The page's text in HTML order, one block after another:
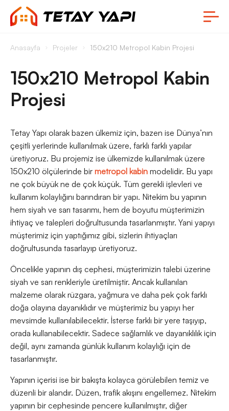
Anasayfa Projeler 150x210 Metropol Kabin Projesi
150x210 Metropol Kabin
Projesi
Tetay Yapı olarak bazen ülkemiz için, bazen ise Dünya’nın
çeşitli yerlerinde kullanılmak üzere, farklı farklı yapılar
üretiyoruz. Bu projemiz ise ülkemizde kullanılmak üzere
150x210 ölçülerinde bir metropol kabin modelidir. Bu yapı
ne çok büyük ne de çok küçük. Tüm gerekli işlevleri ve
kullanım kolaylığını barındıran bir yapı. Nitekim bu yapının
hem siyah ve sarı tasarımı, hem de boyutu müşterimizin
ihtiyaç ve talepleri doğrultusunda tasarlanmıştır. Yani yapıyı
müşterimiz için yaptığımız gibi, sizlerin ihtiyaçları
doğrultusunda tasarlayıp üretiyoruz.
Öncelikle yapının dış cephesi, müşterimizin talebi üzerine
siyah ve sarı renkleriyle üretilmiştir. Ancak kullanılan
malzeme olarak rüzgara, yağmura ve daha pek çok farklı
doğa olayına dayanıklıdır ve müşterimiz bu yapıyı her
mevsimde kullanılabilecektir. İsterse farklı bir yere taşıyıp,
orada kullanabilecektir. Sadece sağlamlık ve dayanıklılık için
değil, aynı zamanda günlük kullanım kolaylığı için de
tasarlanmıştır.
Yapının içerisi ise bir bakışta kolayca görülebilen temiz ve
düzenli bir alandır. Düzen, trafik akışını engellemez. Nitekim
yapının bir cephesinde pencere kullanılmıştır, diğer